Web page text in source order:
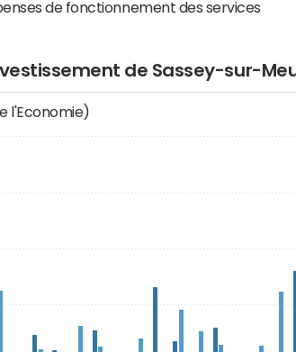
de fonctionnement des services
de Sassey-sur-
l'Economie)